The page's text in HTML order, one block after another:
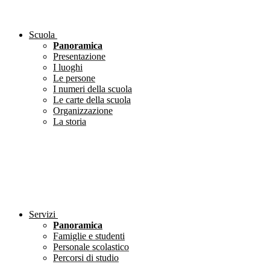
Scuola
Panoramica
Presentazione
I luoghi
Le persone
I numeri della scuola
Le carte della scuola
Organizzazione
La storia
Servizi
Panoramica
Famiglie e studenti
Personale scolastico
Percorsi di studio